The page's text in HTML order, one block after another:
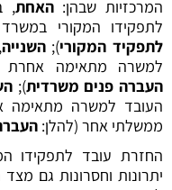
המרכזיות שבהן:האחת,
לתפקידו המקורי
לתפקיד המקורי);השנייה
למשרה מתאימה אחרת
העברה פנים משרדית);
העובד למשרה מתאימה
ממשלתי אחר (להלן:
החזרת עובד לתפקידו
יתרונות וחסרונות גם